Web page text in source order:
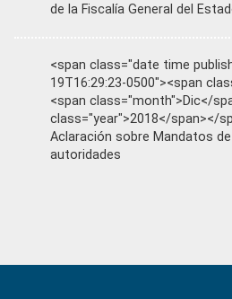
de la Fiscalía General del
<span class="date time
19T16:29:23-0500"><span
<span class="month">Dic</
class="year">2018</span></
Aclaración sobre Mandatos
autoridades